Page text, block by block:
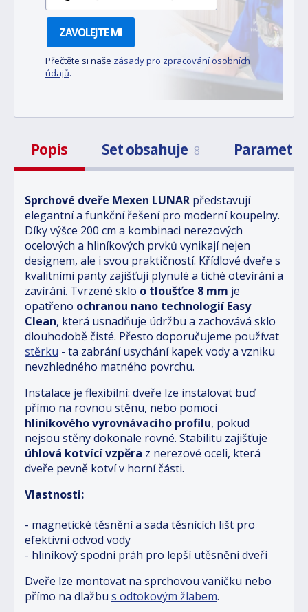
ZAVOLEJTE MI
Přečtěte si naše zásady pro zpracování osobních
údajů.
Popis Set obsahuje 8 Parametry
Sprchové dveře Mexen LUNAR představují
elegantní a funkční řešení pro moderní koupelny.
Díky výšce 200 cm a kombinaci nerezových
ocelových a hliníkových prvků vynikají nejen
designem, ale i svou praktičností. Křídlové dveře s
kvalitními panty zajišťují plynulé a tiché otevírání a
zavírání. Tvrzené sklo o tloušťce 8 mm je
opatřeno ochranou nano technologií Easy
Clean, která usnadňuje údržbu a zachovává sklo
dlouhodobě čisté. Přesto doporučujeme používat
stěrku - ta zabrání usychání kapek vody a vzniku
nevzhledného matného povrchu.
Instalace je flexibilní: dveře lze instalovat buď
přímo na rovnou stěnu, nebo pomocí
hliníkového vyrovnávacího profilu, pokud
nejsou stěny dokonale rovné. Stabilitu zajišťuje
úhlová kotvící vzpěra z nerezové oceli, která
dveře pevně kotví v horní části.
Vlastnosti:
- magnetické těsnění a sada těsnících lišt pro
efektivní odvod vody
- hliníkový spodní práh pro lepší utěsnění dveří
Dveře lze montovat na sprchovou vaničku nebo
přímo na dlažbu s odtokovým žlabem.